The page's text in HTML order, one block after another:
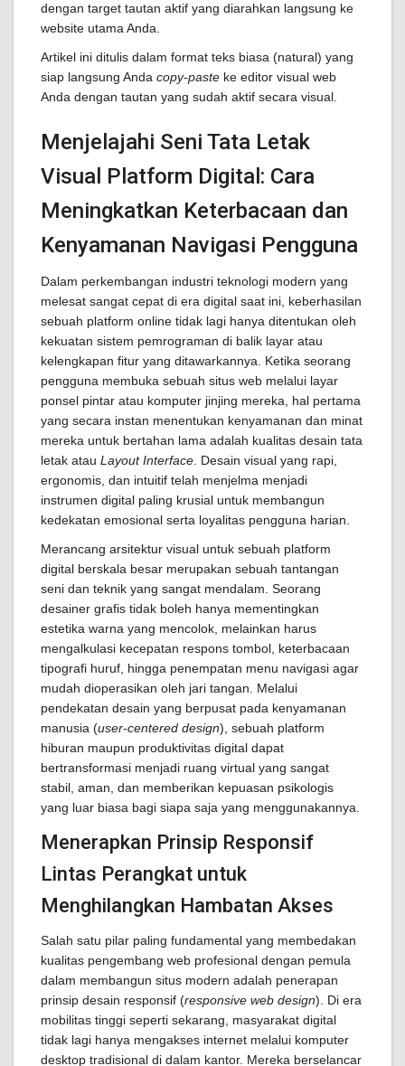
dengan target tautan aktif yang diarahkan langsung ke
website utama Anda.
Artikel ini ditulis dalam format teks biasa (natural) yang
siap langsung Anda copy-paste ke editor visual web
Anda dengan tautan yang sudah aktif secara visual.
Menjelajahi Seni Tata Letak
Visual Platform Digital: Cara
Meningkatkan Keterbacaan dan
Kenyamanan Navigasi Pengguna
Dalam perkembangan industri teknologi modern yang
melesat sangat cepat di era digital saat ini, keberhasilan
sebuah platform online tidak lagi hanya ditentukan oleh
kekuatan sistem pemrograman di balik layar atau
kelengkapan fitur yang ditawarkannya. Ketika seorang
pengguna membuka sebuah situs web melalui layar
ponsel pintar atau komputer jinjing mereka, hal pertama
yang secara instan menentukan kenyamanan dan minat
mereka untuk bertahan lama adalah kualitas desain tata
letak atau Layout Interface . Desain visual yang rapi,
ergonomis, dan intuitif telah menjelma menjadi
instrumen digital paling krusial untuk membangun
kedekatan emosional serta loyalitas pengguna harian.
Merancang arsitektur visual untuk sebuah platform
digital berskala besar merupakan sebuah tantangan
seni dan teknik yang sangat mendalam. Seorang
desainer grafis tidak boleh hanya mementingkan
estetika warna yang mencolok, melainkan harus
mengalkulasi kecepatan respons tombol, keterbacaan
tipografi huruf, hingga penempatan menu navigasi agar
mudah dioperasikan oleh jari tangan. Melalui
pendekatan desain yang berpusat pada kenyamanan
manusia (user-centered design), sebuah platform
hiburan maupun produktivitas digital dapat
bertransformasi menjadi ruang virtual yang sangat
stabil, aman, dan memberikan kepuasan psikologis
yang luar biasa bagi siapa saja yang menggunakannya.
Menerapkan Prinsip Responsif
Lintas Perangkat untuk
Menghilangkan Hambatan Akses
Salah satu pilar paling fundamental yang membedakan
kualitas pengembang web profesional dengan pemula
dalam membangun situs modern adalah penerapan
prinsip desain responsif (responsive web design). Di era
mobilitas tinggi seperti sekarang, masyarakat digital
tidak lagi hanya mengakses internet melalui komputer
desktop tradisional di dalam kantor. Mereka berselancar